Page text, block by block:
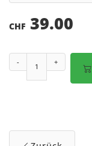
CHF 39.00
- +